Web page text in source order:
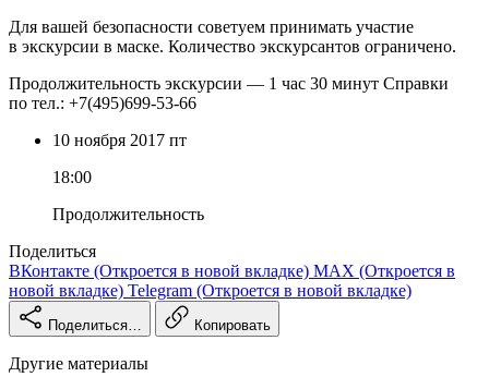
Для вашей безопасности советуем принимать участие
в экскурсии в маске. Количество экскурсантов ограничено.
Продолжительность экскурсии — 1 час 30 минут Справки
по тел.: +7(495)699-53-66
10 ноября 2017 пт
18:00
Продолжительность
Поделиться
ВКонтакте (Откроется в новой вкладке) MAX (Откроется в
новой вкладке) Telegram (Откроется в новой вкладке)
Поделиться… Копировать
Другие материалы